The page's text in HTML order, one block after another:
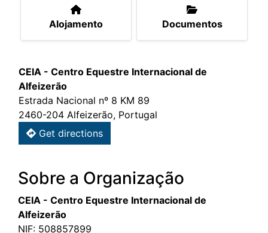
Alojamento Documentos
CEIA - Centro Equestre Internacional de
Alfeizerão
Estrada Nacional nº 8 KM 89
2460-204 Alfeizerão, Portugal
Get directions
Sobre a Organização
CEIA - Centro Equestre Internacional de
Alfeizerão
NIF: 508857899